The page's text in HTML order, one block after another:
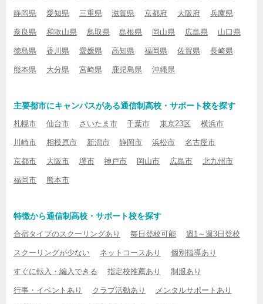
静岡県 愛知県 三重県 滋賀県 京都府 大阪府 兵庫県
奈良県 和歌山県 鳥取県 島根県 岡山県 広島県 山口県
徳島県 香川県 愛媛県 高知県 福岡県 佐賀県 長崎県
熊本県 大分県 宮崎県 鹿児島県 沖縄県
主要都市にキャンパスがある通信制高校・サポート校を探す
札幌市 仙台市 さいたま市 千葉市 東京23区 横浜市
川崎市 相模原市 新潟市 静岡市 浜松市 名古屋市
京都市 大阪市 堺市 神戸市 岡山市 広島市 北九州市
福岡市 熊本市
特徴から通信制高校・サポート校を探す
合宿タイプのスクーリングあり 毎日登校可能 週1～週3日登校
スクーリングが少ない ネットコースあり 個別指導あり
すぐに転入・編入できる 指定校推薦あり 制服あり
行事・イベントあり クラブ活動あり メンタルサポートあり